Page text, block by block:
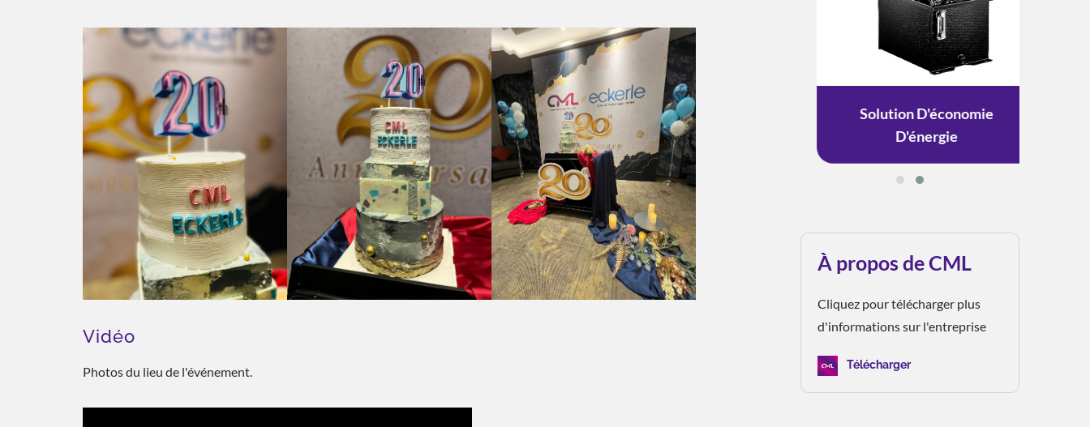
Vidéo
Photos du lieu de l'événement.
Solution De Refroidissement
ESG
Solution D'économie
D'énergie
Solution De Refroidissement
ESG
Solution D'économie
D'énergie
À propos de CML
Cliquez pour télécharger plus
d'informations sur l'entreprise
Télécharger